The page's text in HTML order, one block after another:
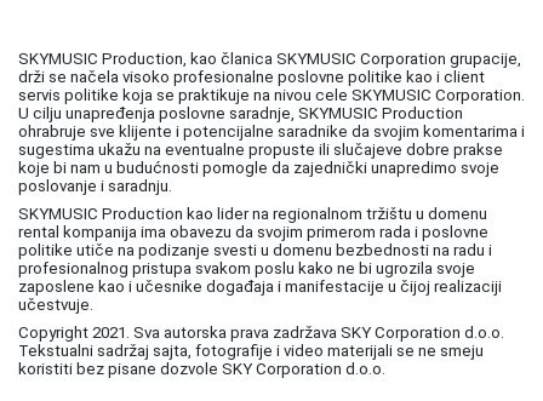
SKYMUSIC Production, kao članica SKYMUSIC Corporation grupacije,
drži se načela visoko profesionalne poslovne politike kao i client
servis politike koja se praktikuje na nivou cele SKYMUSIC Corporation.
U cilju unapređenja poslovne saradnje, SKYMUSIC Production
ohrabruje sve klijente i potencijalne saradnike da svojim komentarima i
sugestima ukažu na eventualne propuste ili slučajeve dobre prakse
koje bi nam u budućnosti pomogle da zajednički unapredimo svoje
poslovanje i saradnju.
SKYMUSIC Production kao lider na regionalnom tržištu u domenu
rental kompanija ima obavezu da svojim primerom rada i poslovne
politike utiče na podizanje svesti u domenu bezbednosti na radu i
profesionalnog pristupa svakom poslu kako ne bi ugrozila svoje
zaposlene kao i učesnike događaja i manifestacije u čijoj realizaciji
učestvuje.
Copyright 2021. Sva autorska prava zadržava SKY Corporation d.o.o.
Tekstualni sadržaj sajta, fotografije i video materijali se ne smeju
koristiti bez pisane dozvole SKY Corporation d.o.o.